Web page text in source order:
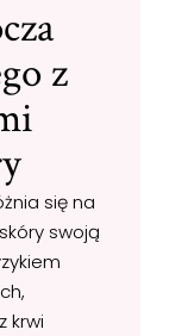
z
się na
swoją
krwi